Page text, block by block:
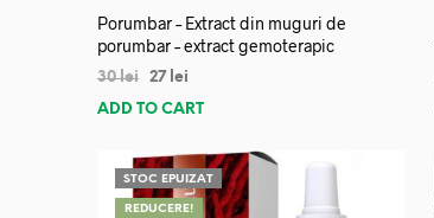
Porumbar – Extract din muguri de
porumbar – extract gemoterapic
30lei 27 lei
ADD TO CART
STOC EPUIZAT
REDUCERE!